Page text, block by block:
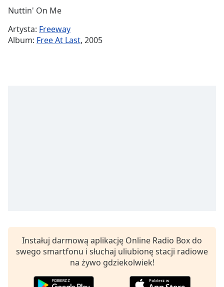
Remaining
subtitles
settings
subtitles
Nuttin' On Me
Artysta: Freeway
Album: Free At Last, 2005
Instałuj darmową aplikację Online Radio Box do
swego smartfonu i słuchaj uliubionę stacji radiowe
na żywo gdziekolwiek!